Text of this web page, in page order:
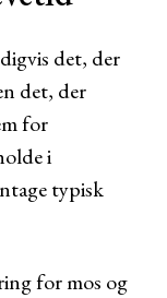
det, der
det, der
for
i
typisk
for mos og